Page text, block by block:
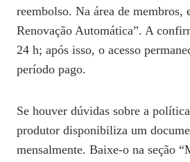
reembolso. Na área de membros,
Renovação Automática”. A
24 h; após isso, o acesso
período pago.
Se houver dúvidas sobre a
produtor disponibiliza um
mensalmente. Baixe‑o na seção